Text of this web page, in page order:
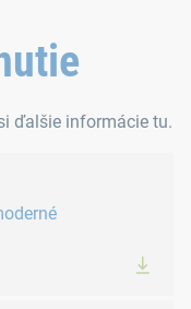
ďalšie informácie tu.